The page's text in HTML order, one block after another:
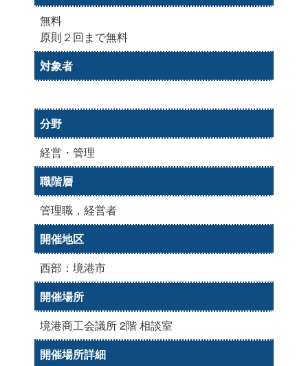
無料
原則２回まで無料
対象者
分野
経営・管理
職階層
管理職，経営者
開催地区
西部：境港市
開催場所
境港商工会議所 2階 相談室
開催場所詳細